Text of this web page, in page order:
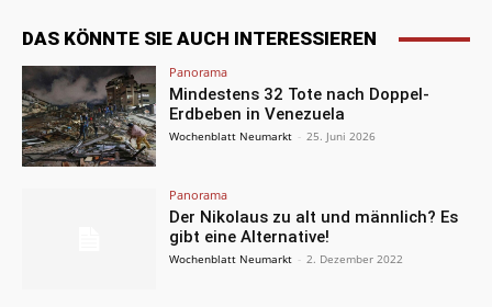
DAS KÖNNTE SIE AUCH INTERESSIEREN
Panorama
Mindestens 32 Tote nach Doppel-
Erdbeben in Venezuela
Wochenblatt Neumarkt - 25. Juni 2026
Panorama
Der Nikolaus zu alt und männlich? Es
gibt eine Alternative!
Wochenblatt Neumarkt - 2. Dezember 2022